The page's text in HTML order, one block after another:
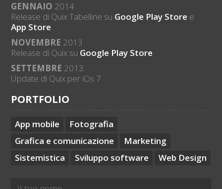
GENNAIO 2014
Release di Quix Tabelline su Google Play Store e
App Store
NOVEMBRE 2013
Release di Quix su Google Play Store
SETTEMBRE 2013
Update di Quix per iOs 7
PORTFOLIO
App mobile
Fotografia
Grafica e comunicazione
Marketing
Sistemistica
Sviluppo software Web Design